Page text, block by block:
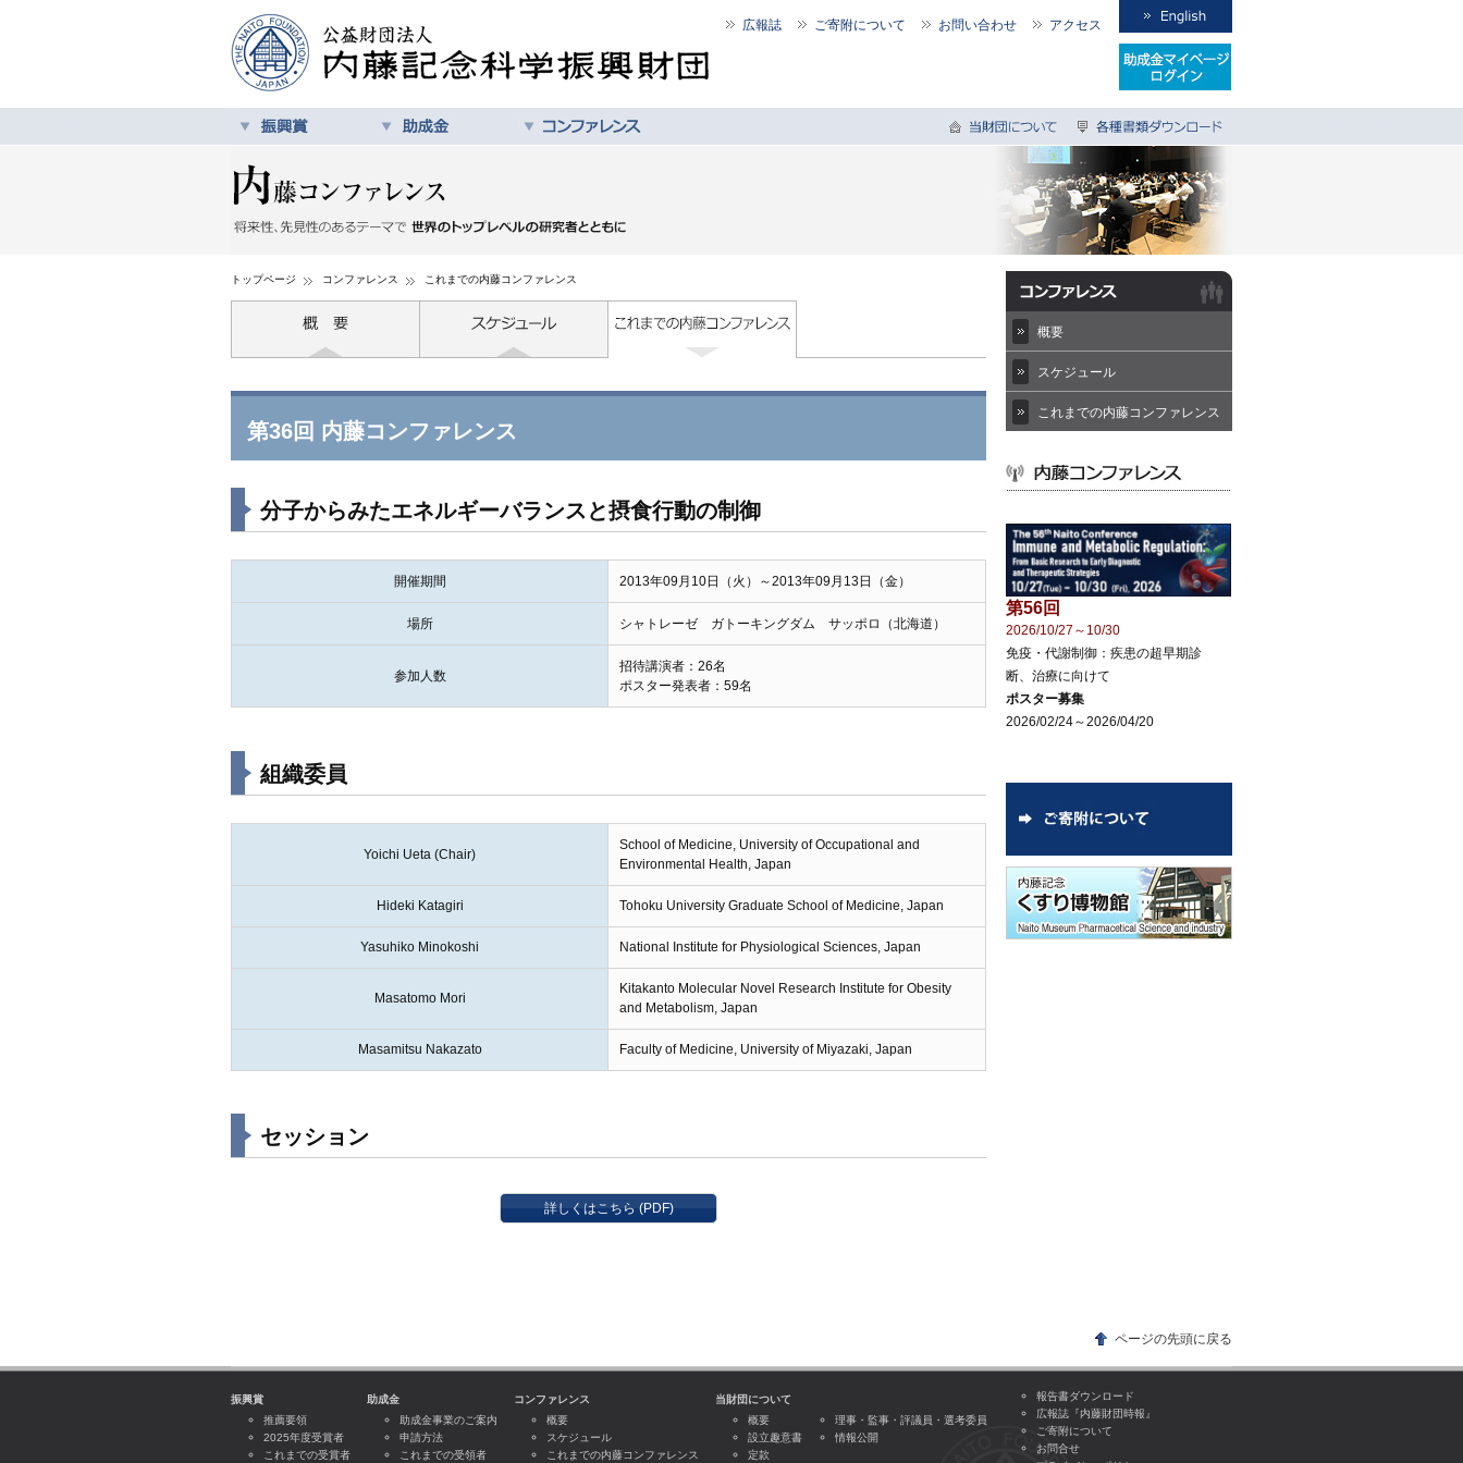
広報誌 ご寄附について お問い合わせ アクセス
トップページ コンファレンス これまでの内藤コンファレンス
第36回 内藤コンファレンス
分子からみたエネルギーバランスと摂食行動の制御
開催期間 2013年09月10日（火）～2013年09月13日（金）
場所 シャトレーゼ ガトーキングダム サッポロ（北海道）
参加人数
招待講演者：26名
ポスター発表者：59名
組織委員
Yoichi Ueta (Chair)
School of Medicine, University of Occupational and
Environmental Health, Japan
Hideki Katagiri Tohoku University Graduate School of Medicine, Japan
Yasuhiko Minokoshi National Institute for Physiological Sciences, Japan
Masatomo Mori
Kitakanto Molecular Novel Research Institute for Obesity
and Metabolism, Japan
Masamitsu Nakazato Faculty of Medicine, University of Miyazaki, Japan
セッション
詳しくはこちら (PDF)
概要
スケジュール
これまでの内藤コンファレンス
第56回
2026/10/27～10/30
免疫・代謝制御：疾患の超早期診
断、治療に向けて
ポスター募集
2026/02/24～2026/04/20
ページの先頭に戻る
振興賞
推薦要領
2025年度受賞者
これまでの受賞者
助成金
助成金事業のご案内
申請方法
これまでの受領者
コンファレンス
概要
スケジュール
これまでの内藤コンファレンス
当財団について
概要
設立趣意書
定款
理事・監事・評議員・選考委員
情報公開
報告書ダウンロード
広報誌『内藤財団時報』
ご寄附について
お問合せ